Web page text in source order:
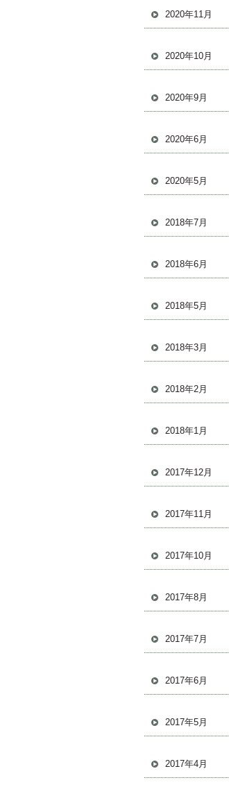
2020年11月
2020年10月
2020年9月
2020年6月
2020年5月
2018年7月
2018年6月
2018年5月
2018年3月
2018年2月
2018年1月
2017年12月
2017年11月
2017年10月
2017年8月
2017年7月
2017年6月
2017年5月
2017年4月